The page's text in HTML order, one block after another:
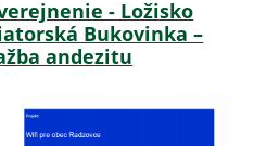
- Ložisko
Bukovinka –
andezitu